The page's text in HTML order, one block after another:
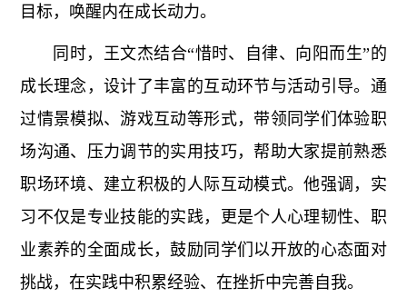
目标，唤醒内在成长动力。
同时，王文杰结合“惜时、自律、向阳而生”的
成长理念，设计了丰富的互动环节与活动引导。通
过情景模拟、游戏互动等形式，带领同学们体验职
场沟通、压力调节的实用技巧，帮助大家提前熟悉
职场环境、建立积极的人际互动模式。他强调，实
习不仅是专业技能的实践，更是个人心理韧性、职
业素养的全面成长，鼓励同学们以开放的心态面对
挑战，在实践中积累经验、在挫折中完善自我。